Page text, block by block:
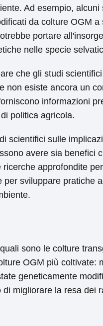
Ad esempio,
da colture OGM
portare
nelle specie
che gli studi
non esiste ancora un
informazioni
politica agricola.
scientifici sulle
avere sia benefici
approfondite
per sviluppare pratiche
sono le colture
OGM più coltivate:
geneticamente
migliorare la resa dei